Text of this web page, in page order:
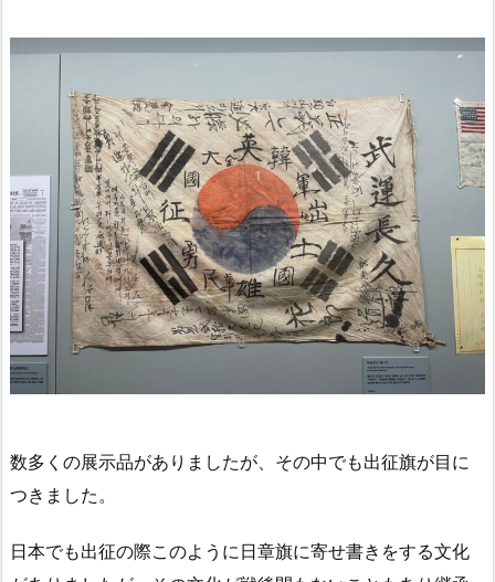
数多くの展示品がありましたが、その中でも出征旗が目に
つきました。
日本でも出征の際このように日章旗に寄せ書きをする文化